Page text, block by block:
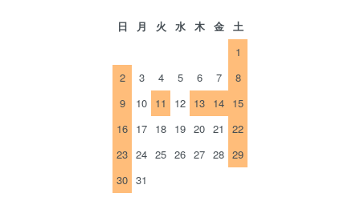
日 月 火 水 木 金
土
1
2
3 4 5 6 7
8
9
10 11 12 13 14 15
16 17 18 19 20 21
22
23 24 25 26 27 28 29
30 31